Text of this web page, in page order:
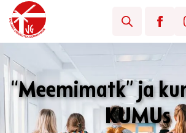
“Meemimatk” ja
KUMUs